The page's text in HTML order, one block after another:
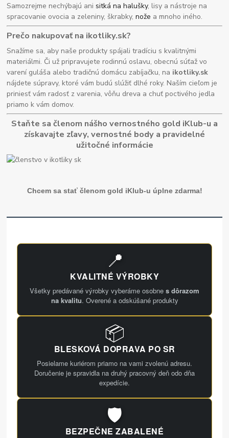
Samozrejme nechýbajú anisitká na halušky, lisy a nástroje na
spracovanie ovocia a zeleniny, škrabky,nože a mnoho iného.
Prečo nakupovať na ikotliky.sk?
Snažíme sa, aby naše produkty spájali tradíciu s kvalitnými
materiálmi. Či už pripravujete rodinnú oslavu, obecnú súťaž vo
varení guláša alebo tradičnú domácu zabíjačku, na ikotliky.sk
nájdete súpravy, ktoré vám budú slúžiť dlhé roky. Naším cieľom je
priniesť vám radosť z varenia, vôňu dreva a chuť poctivého jedla
priamo k vám domov.
Staňte sa členom nášho vernostného gold iKlub-u a
získavajte zľavy, vernostné body a pravidelné
užitočné informácie
Chcem sa stať členom gold iKlub-u úplne zdarma!
📍
KVALITNÉ VÝROBKY
Všetky predávané výrobky vyberáme osobne s dôrazom
na kvalitu. Overené a odskúšané produkty
📦
BLESKOVÁ DOPRAVA PO SR
Posielame kuriérom priamo na vami zvolenú adresu.
Doručenie je spravidla na druhý pracovný deň odo dňa
expedície.
🛡️
BEZPEČNE ZABALENÉ